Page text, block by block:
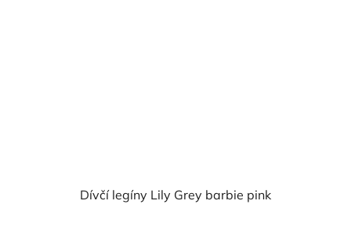
Dívčí legíny Lily Grey barbie pink